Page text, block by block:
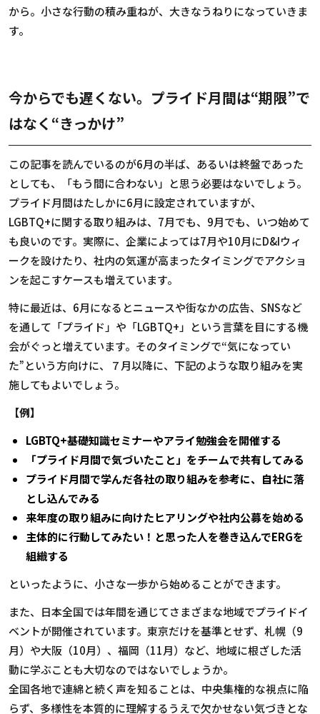
から。小さな行動の積み重ねが、大きなうねりになっていきま
す。
今からでも遅くない。プライド月間は“期限”で
はなく“きっかけ”
この記事を読んでいるのが6月の半ば、あるいは終盤であった
としても、「もう間に合わない」と思う必要はないでしょう。
プライド月間はたしかに6月に設定されていますが、
LGBTQ+に関する取り組みは、7月でも、9月でも、いつ始めて
も良いのです。実際に、企業によっては7月や10月にD&Iウィ
ークを設けたり、社内の気運が高まったタイミングでアクショ
ンを起こすケースも増えています。
特に最近は、6月になるとニュースや街なかの広告、SNSなど
を通して「プライド」や「LGBTQ+」という言葉を目にする機
会がぐっと増えています。そのタイミングで“気になってい
た”という方向けに、７月以降に、下記のような取り組みを実
施してもよいでしょう。
【例】
LGBTQ+基礎知識セミナーやアライ勉強会を開催する
「プライド月間で気づいたこと」をチームで共有してみる
プライド月間で学んだ各社の取り組みを参考に、自社に落
とし込んでみる
来年度の取り組みに向けたヒアリングや社内公募を始める
主体的に行動してみたい！と思った人を巻き込んでERGを
組織する
といったように、小さな一歩から始めることができます。
また、日本全国では年間を通じてさまざまな地域でプライドイ
ベントが開催されています。東京だけを基準とせず、札幌（9
月）や大阪（10月）、福岡（11月）など、地域に根ざした活
動に学ぶことも大切なのではないでしょうか。
全国各地で連綿と続く声を知ることは、中央集権的な視点に陥
らず、多様性を本質的に理解するうえで欠かせない気づきとな